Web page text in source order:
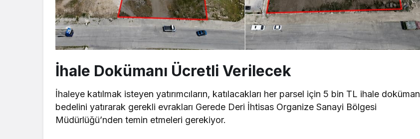
İhale Dokümanı Ücretli Verilecek
İhaleye katılmak isteyen yatırımcıların, katılacakları her parsel için 5 bin TL ihale doküman
bedelini yatırarak gerekli evrakları Gerede Deri İhtisas Organize Sanayi Bölgesi
Müdürlüğü’nden temin etmeleri gerekiyor.